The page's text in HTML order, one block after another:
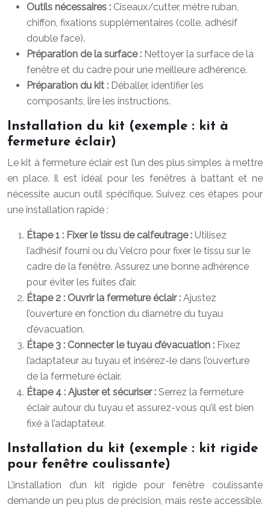
Outils nécessaires : Ciseaux/cutter, mètre ruban,
chiffon, fixations supplémentaires (colle, adhésif
double face).
Préparation de la surface : Nettoyer la surface de la
fenêtre et du cadre pour une meilleure adhérence.
Préparation du kit : Déballer, identifier les
composants, lire les instructions.
Installation du kit (exemple : kit à
fermeture éclair)
Le kit à fermeture éclair est l’un des plus simples à mettre
en place. Il est idéal pour les fenêtres à battant et ne
nécessite aucun outil spécifique. Suivez ces étapes pour
une installation rapide :
Étape 1 : Fixer le tissu de calfeutrage : Utilisez
l’adhésif fourni ou du Velcro pour fixer le tissu sur le
cadre de la fenêtre. Assurez une bonne adhérence
pour éviter les fuites d’air.
Étape 2 : Ouvrir la fermeture éclair : Ajustez
l’ouverture en fonction du diamètre du tuyau
d’évacuation.
Étape 3 : Connecter le tuyau d’évacuation : Fixez
l’adaptateur au tuyau et insérez-le dans l’ouverture
de la fermeture éclair.
Étape 4 : Ajuster et sécuriser : Serrez la fermeture
éclair autour du tuyau et assurez-vous qu’il est bien
fixé à l’adaptateur.
Installation du kit (exemple : kit rigide
pour fenêtre coulissante)
L’installation d’un kit rigide pour fenêtre coulissante
demande un peu plus de précision, mais reste accessible.